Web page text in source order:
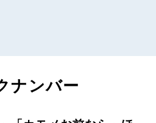
ナンバー